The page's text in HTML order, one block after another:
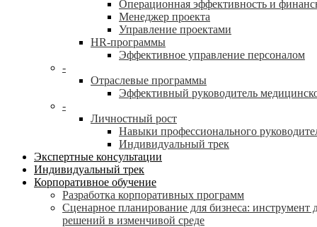
Операционная эффективность и
Менеджер проекта
Управление проектами
HR-программы
Эффективное управление персоналом
-
Отраслевые программы
Эффективный руководитель
-
Личностный рост
Навыки профессионального
Индивидуальный трек
Экспертные консультации
Индивидуальный трек
Корпоративное обучение
Разработка корпоративных программ
Сценарное планирование для бизнеса: инструмент
решений в изменчивой среде